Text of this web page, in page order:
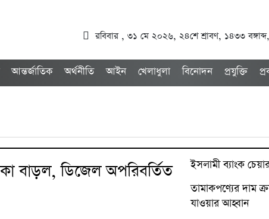
রবিবার , ৩১ মে ২০২৬, ২৪শে শ্রাবণ, ১৪৩৩
আন্তর্জাতিক অর্থনীতি আইন খেলাধুলা বিনোদন প্রযুক্তি
বাড়ল, ডিজেল অপরিবর্তিত
ইসলামী ব্যাংক
তামাকপণ্যের দাম
যাওয়ার আহ্বান